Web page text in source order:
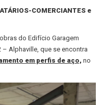
COMERCIANTES e
do Edifício Garagem
Alphaville, que se encontra
em perfis de aço,no